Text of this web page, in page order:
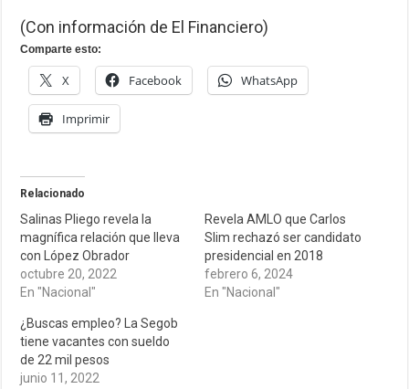
(Con información de El Financiero)
Comparte esto:
X Facebook WhatsApp
Imprimir
Relacionado
Salinas Pliego revela la
magnífica relación que lleva
con López Obrador
octubre 20, 2022
En "Nacional"
Revela AMLO que Carlos
Slim rechazó ser candidato
presidencial en 2018
febrero 6, 2024
En "Nacional"
¿Buscas empleo? La Segob
tiene vacantes con sueldo
de 22 mil pesos
junio 11, 2022